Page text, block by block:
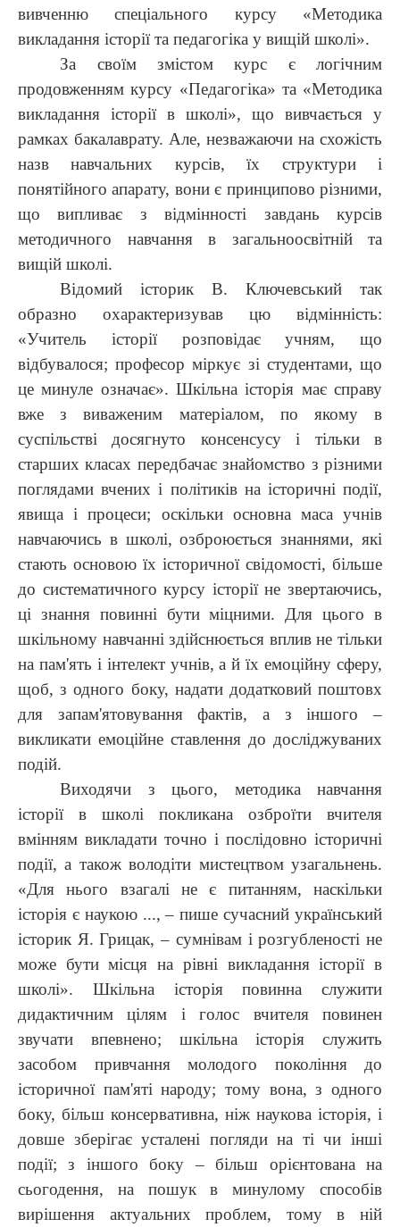
вивченню спеціального курсу «Методика
викладання історії та педагогіка у вищій школі».
За своїм змістом курс є логічним
продовженням курсу «Педагогіка» та «Методика
викладання історії в школі», що вивчається у
рамках бакалаврату. Але, незважаючи на схожість
назв навчальних курсів, їх структури і
понятійного апарату, вони є принципово різними,
що випливає з відмінності завдань курсів
методичного навчання в загальноосвітній та
вищій школі.
Відомий історик В. Ключевський так
образно охарактеризував цю відмінність:
«Учитель історії розповідає учням, що
відбувалося; професор міркує зі студентами, що
це минуле означає». Шкільна історія має справу
вже з виваженим матеріалом, по якому в
суспільстві досягнуто консенсусу і тільки в
старших класах передбачає знайомство з різними
поглядами вчених і політиків на історичні події,
явища і процеси; оскільки основна маса учнів
навчаючись в школі, озброюється знаннями, які
стають основою їх історичної свідомості, більше
до систематичного курсу історії не звертаючись,
ці знання повинні бути міцними. Для цього в
шкільному навчанні здійснюється вплив не тільки
на пам'ять і інтелект учнів, а й їх емоційну сферу,
щоб, з одного боку, надати додатковий поштовх
для запам'ятовування фактів, а з іншого –
викликати емоційне ставлення до досліджуваних
подій.
Виходячи з цього, методика навчання
історії в школі покликана озброїти вчителя
вмінням викладати точно і послідовно історичні
події, а також володіти мистецтвом узагальнень.
«Для нього взагалі не є питанням, наскільки
історія є наукою ..., – пише сучасний український
історик Я. Грицак, – сумнівам і розгубленості не
може бути місця на рівні викладання історії в
школі». Шкільна історія повинна служити
дидактичним цілям і голос вчителя повинен
звучати впевнено; шкільна історія служить
засобом привчання молодого покоління до
історичної пам'яті народу; тому вона, з одного
боку, більш консервативна, ніж наукова історія, і
довше зберігає усталені погляди на ті чи інші
події; з іншого боку – більш орієнтована на
сьогодення, на пошук в минулому способів
вирішення актуальних проблем, тому в ній